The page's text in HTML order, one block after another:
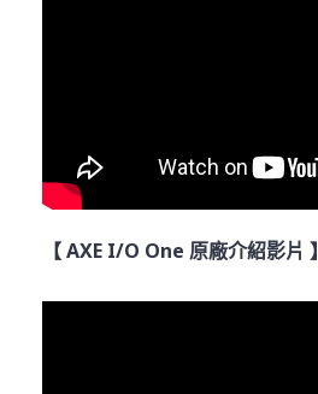
【 AXE I/O One 原廠介紹影片 】